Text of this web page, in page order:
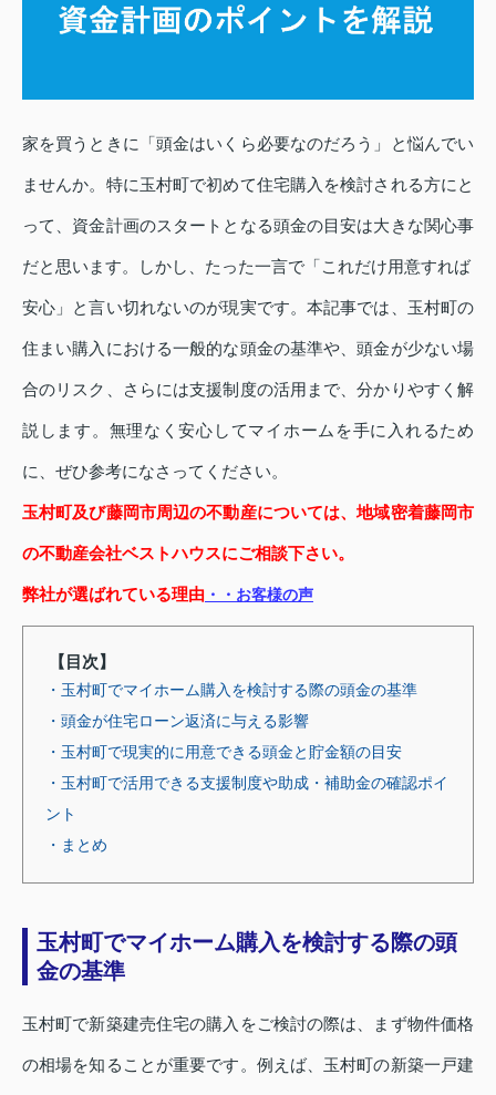
家を買うときに「頭金はいくら必要なのだろう」と悩んでい
ませんか。特に玉村町で初めて住宅購入を検討される方にと
って、資金計画のスタートとなる頭金の目安は大きな関心事
だと思います。しかし、たった一言で「これだけ用意すれば
安心」と言い切れないのが現実です。本記事では、玉村町の
住まい購入における一般的な頭金の基準や、頭金が少ない場
合のリスク、さらには支援制度の活用まで、分かりやすく解
説します。無理なく安心してマイホームを手に入れるため
に、ぜひ参考になさってください。
玉村町及び藤岡市周辺の不動産については、地域密着藤岡市
の不動産会社ベストハウスにご相談下さい。
弊社が選ばれている理由 ・・お客様の声
【目次】
・玉村町でマイホーム購入を検討する際の頭金の基準
・頭金が住宅ローン返済に与える影響
・玉村町で現実的に用意できる頭金と貯金額の目安
・玉村町で活用できる支援制度や助成・補助金の確認ポイ
ント
・まとめ
玉村町でマイホーム購入を検討する際の頭
金の基準
玉村町で新築建売住宅の購入をご検討の際は、まず物件価格
の相場を知ることが重要です。例えば、玉村町の新築一戸建